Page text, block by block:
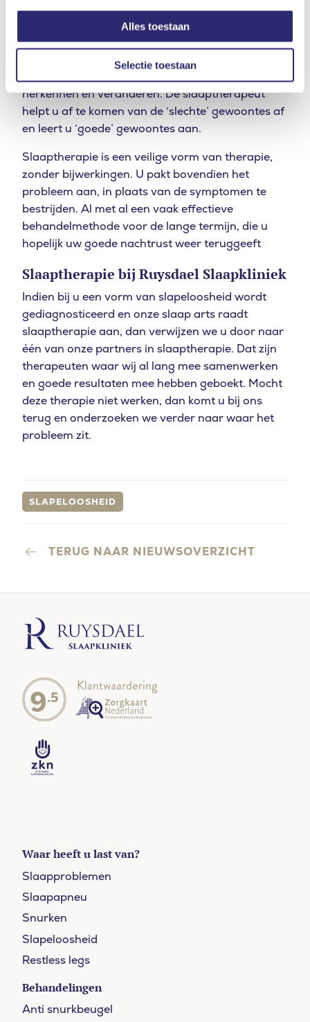
Alles toestaan
Selectie toestaan
U kunt tot slot ook aan de slag gaan met de
negatieve associaties die u heeft bij slapen. In dat
geval is de slapeloosheid dus vooral mentaal. Zijn
er bepaalde gedachten of patronen die uw
herkennen en veranderen.De slaaptherapeut
helpt u af te komen van de ‘slechte’ gewoontes af
en leert u ‘goede’ gewoontes aan.
Slaaptherapie is een veilige vorm van therapie,
zonder bijwerkingen. U pakt bovendien het
probleem aan, in plaats van de symptomen te
bestrijden. Al met al een vaak effectieve
behandelmethode voor de lange termijn, die u
hopelijk uw goede nachtrust weer teruggeeft
Slaaptherapie bij Ruysdael Slaapkliniek
Indien bij u een vorm van slapeloosheid wordt
gediagnosticeerd en onze slaap arts raadt
slaaptherapie aan, dan verwijzen we u door naar
één van onze partners in slaaptherapie. Dat zijn
therapeuten waar wij al lang mee samenwerken
en goede resultaten mee hebben geboekt. Mocht
deze therapie niet werken, dan komt u bij ons
terug en onderzoeken we verder naar waar het
probleem zit.
SLAPELOOSHEID
TERUG NAAR NIEUWSOVERZICHT
9.5
Waar heeft u last van?
Slaapproblemen
Slaapapneu
Snurken
Slapeloosheid
Restless legs
Behandelingen
Anti snurkbeugel